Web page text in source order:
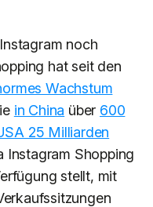
noch
hat seit den
Wachstum
in China über 600
25 Milliarden
Instagram Shopping
stellt, mit